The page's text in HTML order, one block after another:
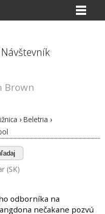
Návštevník
Brown
› Beletria ›
(SK)
odborníka na
nečakane pozvú